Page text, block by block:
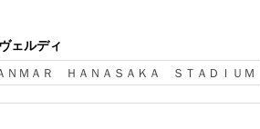
ェルディ
ＮＭＡＲ ＨＡＮＡＳＡＫＡ ＳＴＡＤＩＵＭ